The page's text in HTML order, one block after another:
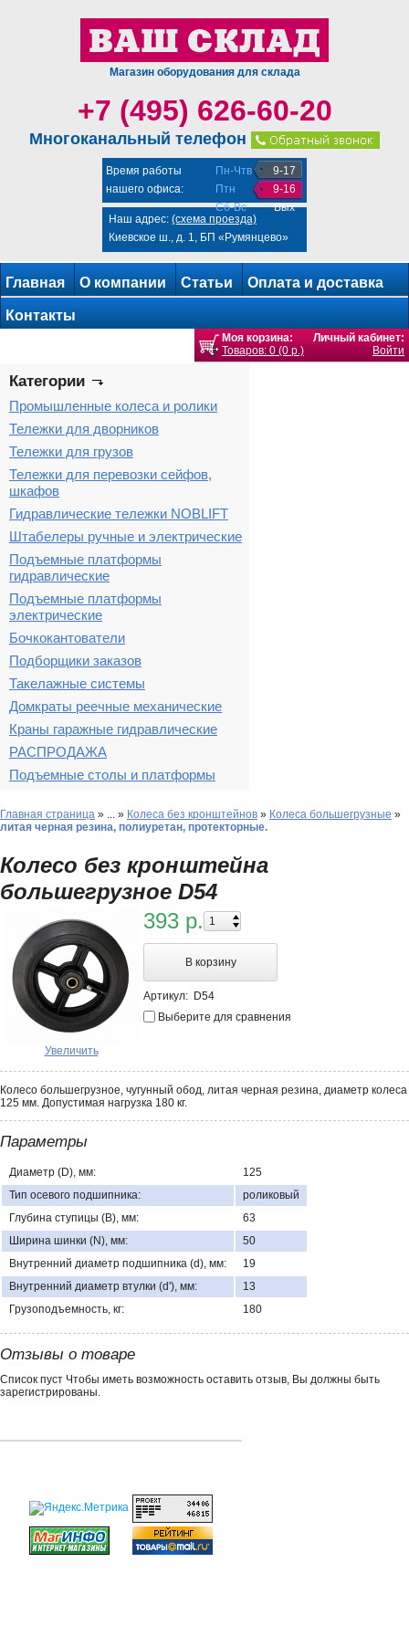
Магазин оборудования для склада
+7 (495) 626-60-20
Многоканальный телефон
Время работы
нашего офиса:
Пн-Чтв
Птн
Сб-Вс
9-17
9-16
Вых
Наш адрес: (схема проезда)
Киевское ш., д. 1, БП «Румянцево»
Главная О компании Статьи Оплата и доставка
Контакты
Моя корзина:
Товаров: 0 (0 р.)
Личный кабинет:
Войти
Категории
Промышленные колеса и ролики
Тележки для дворников
Тележки для грузов
Тележки для перевозки сейфов,
шкафов
Гидравлические тележки NOBLIFT
Штабелеры ручные и электрические
Подъемные платформы
гидравлические
Подъемные платформы
электрические
Бочкокантователи
Подборщики заказов
Такелажные системы
Домкраты реечные механические
Краны гаражные гидравлические
РАСПРОДАЖА
Подъемные столы и платформы
Главная страница » ... » Колеса без кронштейнов » Колеса большегрузные »
литая черная резина, полиуретан, протекторные.
Колесо без кронштейна
большегрузное D54
Увеличить
393 р.
В корзину
Артикул: D54
Выберите для сравнения
Колесо большегрузное, чугунный обод, литая черная резина, диаметр колеса
125 мм. Допустимая нагрузка 180 кг.
Параметры
Диаметр (D), мм:
125
Тип осевого подшипника:
роликовый
Глубина ступицы (В), мм:
63
Ширина шинки (N), мм:
50
Внутренний диаметр подшипника (d), мм:
19
Внутренний диаметр втулки (d'), мм:
13
Грузоподъемность, кг:
180
Отзывы о товаре
Список пуст Чтобы иметь возможность оставить отзыв, Вы должны быть
зарегистрированы.